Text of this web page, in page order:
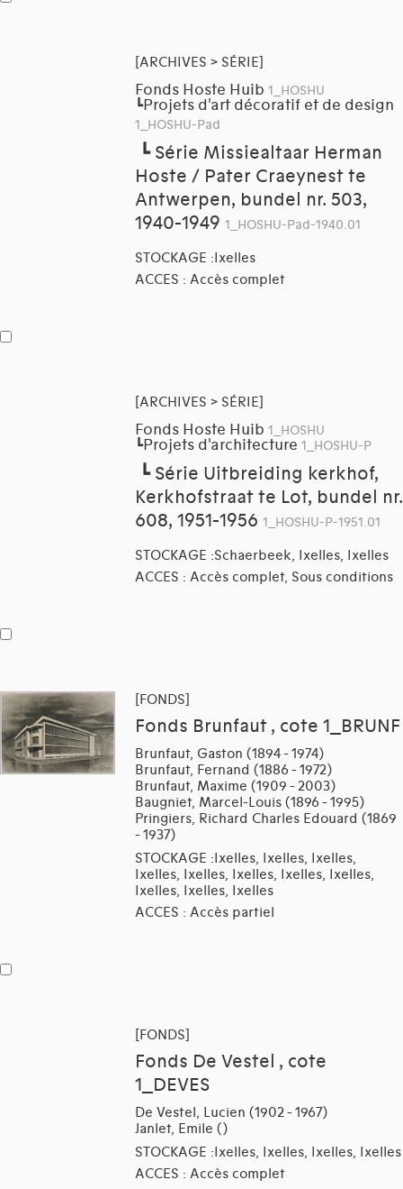
[ARCHIVES > SÉRIE]
Fonds Hoste Huib 1_HOSHU
┗Projets d'art décoratif et de design
1_HOSHU-Pad
┗ Série Missiealtaar Herman
Hoste / Pater Craeynest te
Antwerpen, bundel nr. 503,
1940-1949 1_HOSHU-Pad-1940.01
STOCKAGE :Ixelles
ACCES : Accès complet
[ARCHIVES > SÉRIE]
Fonds Hoste Huib 1_HOSHU
┗Projets d'architecture 1_HOSHU-P
┗ Série Uitbreiding kerkhof,
Kerkhofstraat te Lot, bundel nr.
608, 1951-1956 1_HOSHU-P-1951.01
STOCKAGE :Schaerbeek, Ixelles, Ixelles
ACCES : Accès complet, Sous conditions
[FONDS]
Fonds Brunfaut , cote 1_BRUNF
Brunfaut, Gaston (1894 - 1974)
Brunfaut, Fernand (1886 - 1972)
Brunfaut, Maxime (1909 - 2003)
Baugniet, Marcel-Louis (1896 - 1995)
Pringiers, Richard Charles Edouard (1869
- 1937)
STOCKAGE :Ixelles, Ixelles, Ixelles,
Ixelles, Ixelles, Ixelles, Ixelles, Ixelles,
Ixelles, Ixelles, Ixelles
ACCES : Accès partiel
[FONDS]
Fonds De Vestel , cote
1_DEVES
De Vestel, Lucien (1902 - 1967)
Janlet, Emile ()
STOCKAGE :Ixelles, Ixelles, Ixelles, Ixelles
ACCES : Accès complet